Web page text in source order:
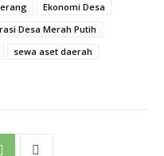
Ekonomi Desa
Desa Merah Putih
sewa aset daerah